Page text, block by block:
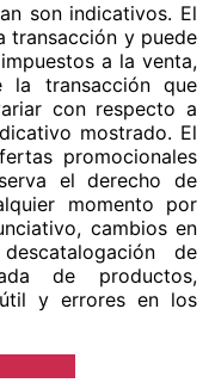
son indicativos. El
transacción y puede
a la venta,
transacción que
con respecto a
mostrado. El
promocionales
el derecho de
momento por
cambios en
de
de productos,
y errores en los